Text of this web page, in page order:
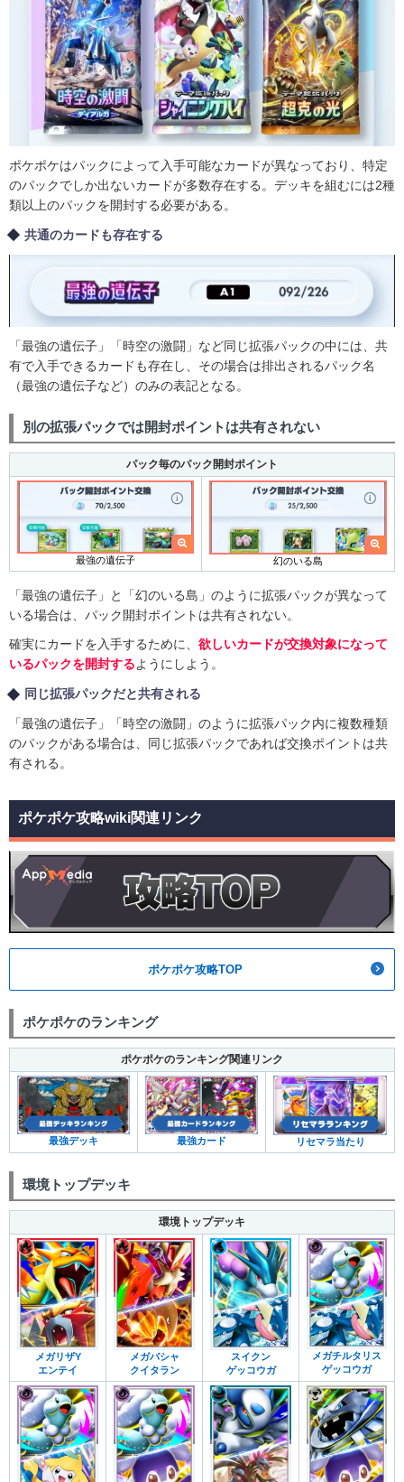
ポケポケはパックによって入手可能なカードが異なっており、特定
のパックでしか出ないカードが多数存在する。デッキを組むには2種
類以上のパックを開封する必要がある。
共通のカードも存在する
「最強の遺伝子」「時空の激闘」など同じ拡張パックの中には、共
有で入手できるカードも存在し、その場合は排出されるパック名
（最強の遺伝子など）のみの表記となる。
別の拡張パックでは開封ポイントは共有されない
パック毎のパック開封ポイント
最強の遺伝子 幻のいる島
「最強の遺伝子」と「幻のいる島」のように拡張パックが異なって
いる場合は、パック開封ポイントは共有されない。
確実にカードを入手するために、 欲しいカードが交換対象になって
いるパックを開封するようにしよう。
同じ拡張パックだと共有される
「最強の遺伝子」「時空の激闘」のように拡張パック内に複数種類
のパックがある場合は、同じ拡張パックであれば交換ポイントは共
有される。
ポケポケ攻略wiki関連リンク
ポケポケ攻略TOP
ポケポケのランキング
ポケポケのランキング関連リンク
最強デッキ 最強カード リセマラ当たり
環境トップデッキ
環境トップデッキ
メガリザY
エンテイ
メガバシャ
クイタラン
スイクン
ゲッコウガ
メガチルタリス
ゲッコウガ